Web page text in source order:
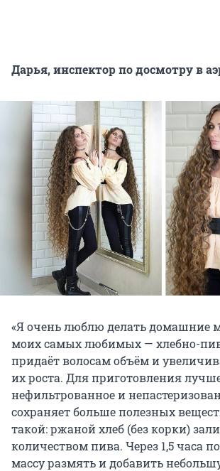
Дарья, инспектор по досмотру в
«Я очень люблю делать домашние
моих самых любимых — хлебно-
придаёт волосам объём и
их роста. Для приготовления
нефильтрованное и
сохраняет больше полезных
такой: ржаной хлеб (без корки)
количеством пива. Через 1,5 часа
массу размять и добавить